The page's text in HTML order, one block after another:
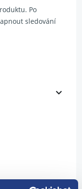
Po
sledování